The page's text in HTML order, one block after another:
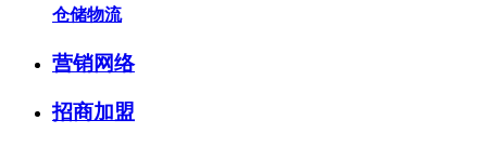
仓储物流
营销网络
招商加盟